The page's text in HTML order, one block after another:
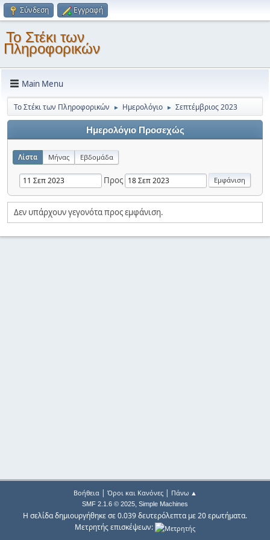
Σύνδεση Εγγραφή
Το Στέκι των
Πληροφορικών
Main Menu
Το Στέκι των Πληροφορικών ► Ημερολόγιο ► Σεπτέμβριος 2023
Ημερολόγιο Προσεχώς
Λίστα Μήνας Εβδομάδα
Προς
Δεν υπάρχουν γεγονότα προς εμφάνιση.
Βοήθεια| Όροι και Κανόνες| Πάνω ▲
SMF 2.1.6 © 2025, Simple Machines
Η σελίδα δημιουργήθηκε σε 0.039 δευτερόλεπτα με 20 ερωτήματα.
Μετρητής επισκέψεων: